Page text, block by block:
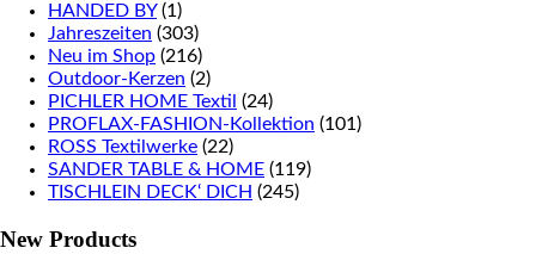
HANDED BY (1)
Jahreszeiten (303)
Neu im Shop (216)
Outdoor-Kerzen (2)
PICHLER HOME Textil (24)
PROFLAX-FASHION-Kollektion (101)
ROSS Textilwerke (22)
SANDER TABLE & HOME (119)
TISCHLEIN DECK‘ DICH (245)
New Products